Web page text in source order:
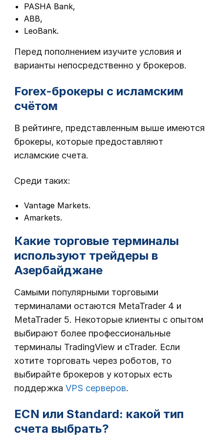
PASHA Bank,
ABB,
LeoBank.
Перед пополнением изучите условия и
варианты непосредственно у брокеров.
Forex-брокеры с исламским
счётом
В рейтинге, представленным выше имеются
брокеры, которые предоставляют
исламские счета.
Среди таких:
Vantage Markets.
Amarkets.
Какие торговые терминалы
используют трейдеры в
Азербайджане
Самыми популярными торговыми
терминалами остаются MetaTrader 4 и
MetaTrader 5. Некоторые клиенты с опытом
выбирают более профессиональные
терминалы TradingView и cTrader. Если
хотите торговать через роботов, то
выбирайте брокеров у которых есть
поддержка VPS серверов.
ECN или Standard: какой тип
счета выбрать?